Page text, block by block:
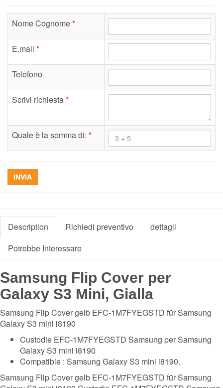
Nome Cognome*
E.mail *
Telefono
Scrivi richiesta*
Quale è la somma di: *
INVIA
Description Richiedi preventivo
dettagli
Potrebbe Interessare
Samsung Flip Cover per
Galaxy S3 Mini, Gialla
Samsung Flip Cover gelb EFC-1M7FYEGSTD für Samsung
Galaxy S3 mini i8190
Custodie EFC-1M7FYEGSTD Samsung per Samsung
Galaxy S3 mini i8190
Compatible : Samsung Galaxy S3 mini i8190.
Samsung Flip Cover gelb EFC-1M7FYEGSTD für Samsung